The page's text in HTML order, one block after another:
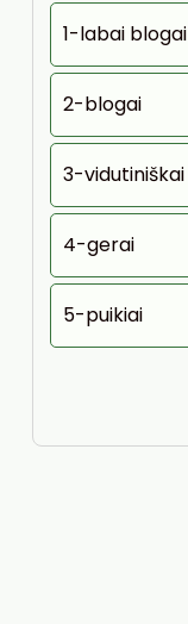
1-labai blogai
2-blogai
3-vidutiniškai
4-gerai
5-puikiai